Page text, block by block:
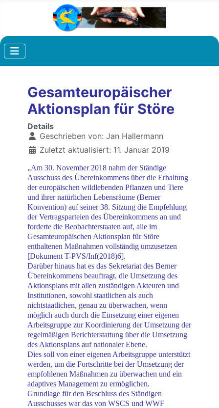
Gesamteuropäischer
Aktionsplan für Störe
Details
Geschrieben von: Jan Hallermann
Zuletzt aktualisiert: 11. Januar 2019
„Am 30. November 2018 nahm der Ständige
Ausschuss des Übereinkommens über die Erhaltung
der europäischen wildlebenden Pflanzen und Tiere
und ihrer natürlichen Lebensräume (Berner
Konvention) auf seiner 38. Sitzung die Empfehlung
der Vertragsparteien des Übereinkommens an und
forderte die Beobachterstaaten auf, alle im
Gesamteuropäischen Aktionsplan für Störe
enthaltenen Maßnahmen vollständig umzusetzen
[Dokument T-PVS/Inf(2018)6].
Darüber hinaus hat es das Sekretariat des Berner
Übereinkommens beauftragt, die Umsetzung des
Aktionsplans mit allen zuständigen Akteuren und
Institutionen, sowohl staatlichen als auch
nichtstaatlichen, genau zu überwachen, wenn
möglich auch durch die Einsetzung einer eigenen
Arbeitsgruppe zur Koordinierung der Umsetzung der
regelmäßigen Berichterstattung über die Umsetzung
des Aktionsplans auf nationaler Ebene.
Dies soll von einer eigenen Arbeitsgruppe unterstützt
werden, um die Fortschritte bei der Umsetzung der
empfohlenen Maßnahmen zu überwachen und ein
adaptives Management zu ermöglichen.
Grundlage für den Beschluss des Ständigen
Ausschusses war das von WSCS und WWF